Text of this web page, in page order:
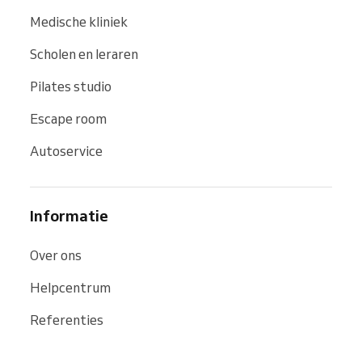
Medische kliniek
Scholen en leraren
Pilates studio
Escape room
Autoservice
Informatie
Over ons
Helpcentrum
Referenties